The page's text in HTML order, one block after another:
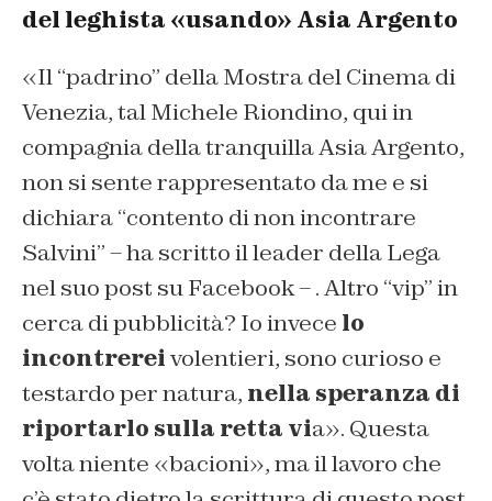
del leghista «usando» Asia Argento
«Il “padrino” della Mostra del Cinema di
Venezia, tal Michele Riondino, qui in
compagnia della tranquilla Asia Argento,
non si sente rappresentato da me e si
dichiara “contento di non incontrare
Salvini” – ha scritto il leader della Lega
nel suo post su Facebook – . Altro “vip” in
cerca di pubblicità? Io invece lo
incontrereivolentieri, sono curioso e
testardo per natura, nella speranza di
riportarlo sulla retta via». Questa
volta niente «bacioni», ma il lavoro che